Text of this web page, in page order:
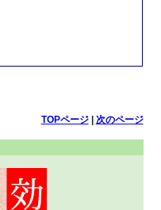
TOPページ| 次のページ